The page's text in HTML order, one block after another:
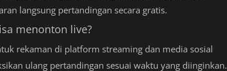
langsung pertandingan secara gratis.
menonton live?
rekaman di platform streaming dan media sosial
ulang pertandingan sesuai waktu yang diinginkan.